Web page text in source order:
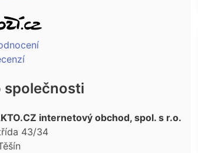
společnosti
internetový obchod, spol. s r.o.
43/34